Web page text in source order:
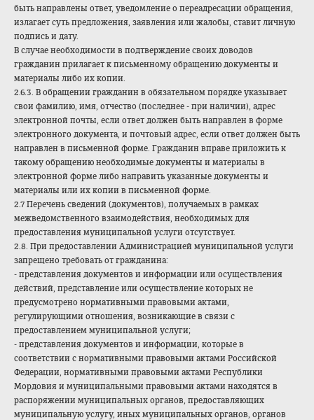
быть направлены ответ, уведомление о переадресации обращения,
излагает суть предложения, заявления или жалобы, ставит личную
подпись и дату.
В случае необходимости в подтверждение своих доводов
гражданин прилагает к письменному обращению документы и
материалы либо их копии.
2.6.3. В обращении гражданин в обязательном порядке указывает
свои фамилию, имя, отчество (последнее - при наличии), адрес
электронной почты, если ответ должен быть направлен в форме
электронного документа, и почтовый адрес, если ответ должен быть
направлен в письменной форме. Гражданин вправе приложить к
такому обращению необходимые документы и материалы в
электронной форме либо направить указанные документы и
материалы или их копии в письменной форме.
2.7 Перечень сведений (документов), получаемых в рамках
межведомственного взаимодействия, необходимых для
предоставления муниципальной услуги отсутствует.
2.8. При предоставлении Администрацией муниципальной услуги
запрещено требовать от гражданина:
- представления документов и информации или осуществления
действий, представление или осуществление которых не
предусмотрено нормативными правовыми актами,
регулирующими отношения, возникающие в связи с
предоставлением муниципальной услуги;
- представления документов и информации, которые в
соответствии с нормативными правовыми актами Российской
Федерации, нормативными правовыми актами Республики
Мордовия и муниципальными правовыми актами находятся в
распоряжении муниципальных органов, предоставляющих
муниципальную услугу, иных муниципальных органов, органов